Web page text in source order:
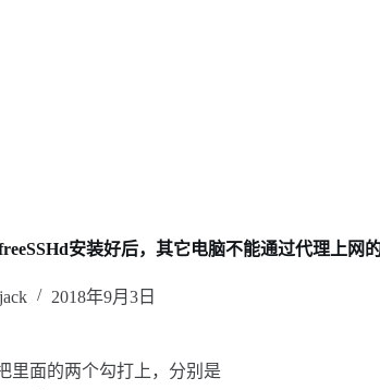
安装好后，其它电脑不能通过代理上网
jack 2018年9月3日
里面的两个勾打上，分别是